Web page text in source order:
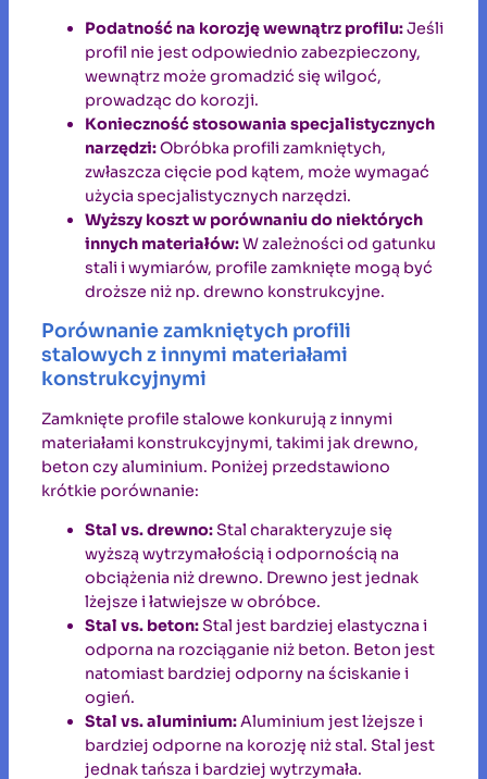
Podatność na korozję wewnątrz profilu:Jeśli
profil nie jest odpowiednio zabezpieczony,
wewnątrz może gromadzić się wilgoć,
prowadząc do korozji.
Konieczność stosowania specjalistycznych
narzędzi:Obróbka profili zamkniętych,
zwłaszcza cięcie pod kątem, może wymagać
użycia specjalistycznych narzędzi.
Wyższy koszt w porównaniu do niektórych
innych materiałów:W zależności od gatunku
stali i wymiarów, profile zamknięte mogą być
droższe niż np. drewno konstrukcyjne.
Porównanie zamkniętych profili
stalowych z innymi materiałami
konstrukcyjnymi
Zamknięte profile stalowe konkurują z innymi
materiałami konstrukcyjnymi, takimi jak drewno,
beton czy aluminium. Poniżej przedstawiono
krótkie porównanie:
Stal vs. drewno:Stal charakteryzuje się
wyższą wytrzymałością i odpornością na
obciążenia niż drewno. Drewno jest jednak
lżejsze i łatwiejsze w obróbce.
Stal vs. beton:Stal jest bardziej elastyczna i
odporna na rozciąganie niż beton. Beton jest
natomiast bardziej odporny na ściskanie i
ogień.
Stal vs. aluminium:Aluminium jest lżejsze i
bardziej odporne na korozję niż stal. Stal jest
jednak tańsza i bardziej wytrzymała.